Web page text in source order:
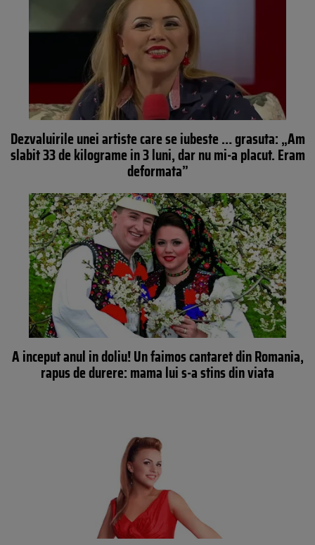
Dezvaluirile unei artiste care se iubeste … grasuta: „Am
slabit 33 de kilograme in 3 luni, dar nu mi-a placut. Eram
deformata”
A inceput anul in doliu! Un faimos cantaret din Romania,
rapus de durere: mama lui s-a stins din viata